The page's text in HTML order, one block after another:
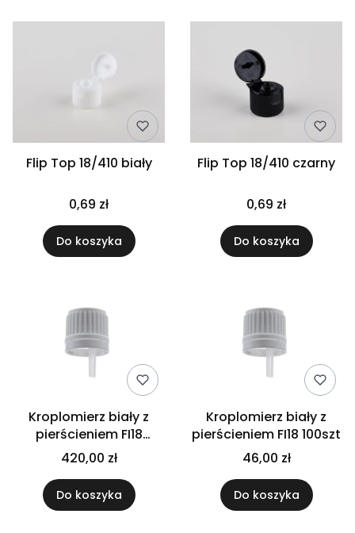
Flip Top 18/410 biały
0,69 zł
Do koszyka
Flip Top 18/410 czarny
0,69 zł
Do koszyka
Kroplomierz biały z
pierścieniem FI18
1000szt
420,00 zł
Do koszyka
Kroplomierz biały z
pierścieniem FI18 100szt
46,00 zł
Do koszyka